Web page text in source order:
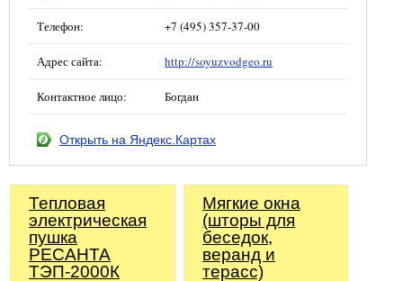
Телефон: +7 (495) 357-37-00
Адрес сайта: http://soyuzvodgeo.ru
Контактное лицо: Богдан
Открыть на Яндекс.Картах
Тепловая
электрическая
пушка
РЕСАНТА
ТЭП-2000К
Мягкие окна
(шторы для
беседок,
веранд и
терасс)